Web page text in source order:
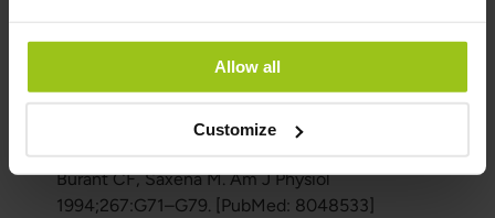
Allow all
Customize
2002;40:1016–1019. [PubMed: 12587730]
2004;145:548–555.
Burant CF, Saxena M. Am J Physiol
1994;267:G71–G79. [PubMed: 8048533]